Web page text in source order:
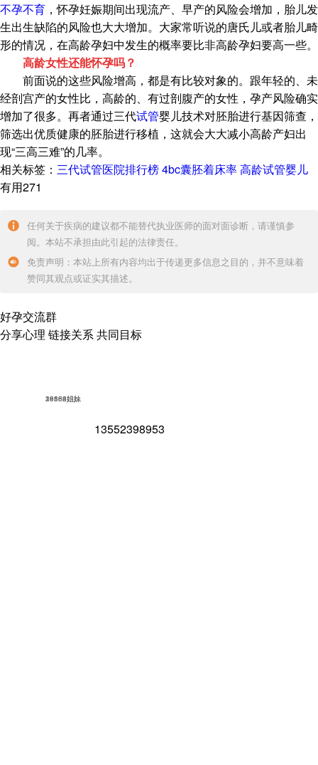
不孕不育 ，怀孕妊娠期间出现流产、早产的风险会增加，胎儿发
生出生缺陷的风险也大大增加。大家常听说的唐氏儿或者胎儿畸
形的情况，在高龄孕妇中发生的概率要比非高龄孕妇要高一些。
高龄女性还能怀孕吗？
前面说的这些风险增高，都是有比较对象的。跟年轻的、未
经剖宫产的女性比，高龄的、有过剖腹产的女性，孕产风险确实
增加了很多。再者通过三代试管婴儿技术对胚胎进行基因筛查，
筛选出优质健康的胚胎进行移植，这就会大大减小高龄产妇出
现“三高三难”的几率。
相关标签： 三代试管医院排行榜4bc囊胚着床率高龄试管婴儿
有用271
任何关于疾病的建议都不能替代执业医师的面对面诊断，请谨慎参
阅。本站不承担由此引起的法律责任。
免责声明：本站上所有内容均出于传递更多信息之目的，并不意味着
赞同其观点或证实其描述。
好孕交流群
分享心理 链接关系 共同目标
18562姐妹
16852姐妹
23586姐妹
39154姐妹
13552398953